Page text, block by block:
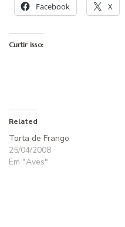
Facebook X
Curtir isso:
Related
Torta de Frango
25/04/2008
Em "Aves"